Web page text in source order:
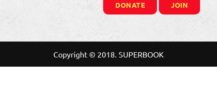
DONATE JOIN
Copyright © 2018. SUPERBOOK